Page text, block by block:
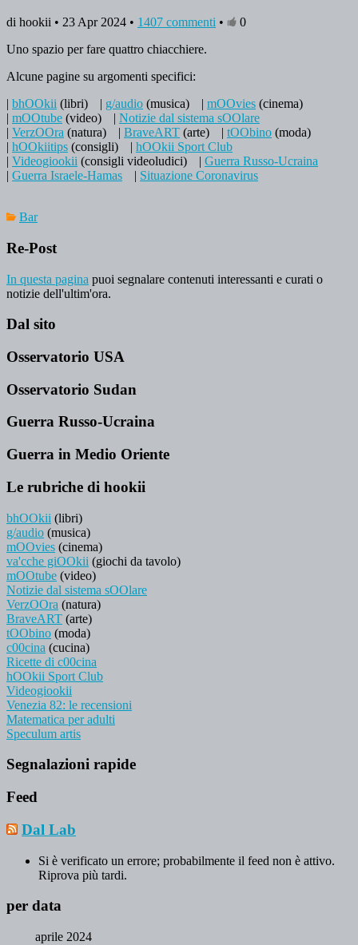
di hookii • 23 Apr 2024 • 1407 commenti •
0
Uno spazio per fare quattro chiacchiere.
Alcune pagine su argomenti specifici:
| bhOOkii (libri) | g/audio (musica) | mOOvies (cinema)
| mOOtube (video) | Notizie dal sistema sOOlare
| VerzOOra (natura) | BraveART (arte) | tOObino (moda)
| hOOkiitips (consigli) | hOOkii Sport Club
| Videogiookii (consigli videoludici) | Guerra Russo-Ucraina
| Guerra Israele-Hamas | Situazione Coronavirus
Bar
Re-Post
In questa pagina puoi segnalare contenuti interessanti e curati o
notizie dell'ultim'ora.
Dal sito
Osservatorio USA
Osservatorio Sudan
Guerra Russo-Ucraina
Guerra in Medio Oriente
Le rubriche di hookii
bhOOkii (libri)
g/audio (musica)
mOOvies (cinema)
va'cche giOOkii (giochi da tavolo)
mOOtube (video)
Notizie dal sistema sOOlare
VerzOOra (natura)
BraveART (arte)
tOObino (moda)
c00cina (cucina)
Ricette di c00cina
hOOkii Sport Club
Videogiookii
Venezia 82: le recensioni
Matematica per adulti
Speculum artis
Segnalazioni rapide
Feed
Dal Lab
Si è verificato un errore; probabilmente il feed non è attivo.
Riprova più tardi.
per data
aprile 2024